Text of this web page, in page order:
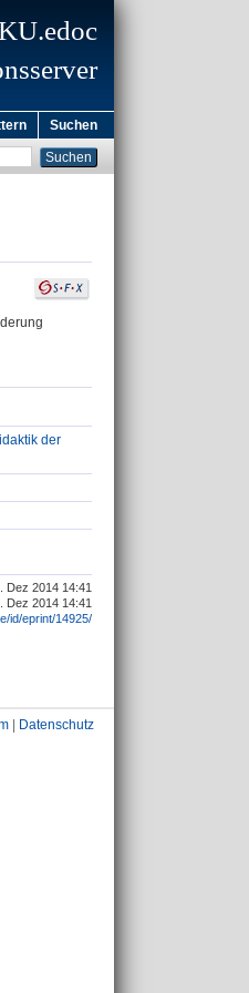
Suchen
der
Dez 2014 14:41
Dez 2014 14:41
id/eprint/14925/
Datenschutz